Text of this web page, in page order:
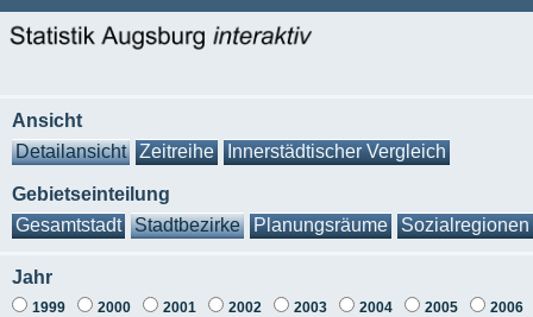
Ansicht
Detailansicht
Zeitreihe Innerstädtischer Vergleich
Gebietseinteilung
Gesamtstadt
Stadtbezirke Planungsräume Sozialregionen
Jahr
1999 2000 2001 2002 2003 2004 2005
2006